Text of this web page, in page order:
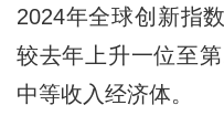
2024年全球创新指
较去年上升一位至
中等收入经济体。